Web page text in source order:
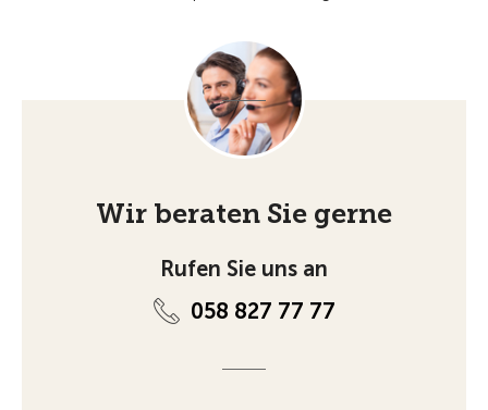
Wir beraten Sie gerne
Rufen Sie uns an
058 827 77 77